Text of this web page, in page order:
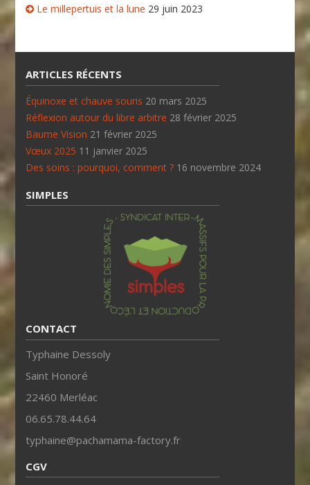
Le millepertuis et la lune 29 juin 2023
ARTICLES RÉCENTS
Équinoxe et chauve souris 20 mars 2025
Réflexion autour du libre arbitre 28 février 2025
Baume Vision 21 février 2025
Vœux 2025 11 janvier 2025
Des soins : pourquoi, comment ? 16 novembre 2024
SIMPLES
CONTACT
Typhaine Dessoly
Saint Honoré
22460 Merléac
06.65.78.44.64
typhaine@pachamama-factory.fr
CGV